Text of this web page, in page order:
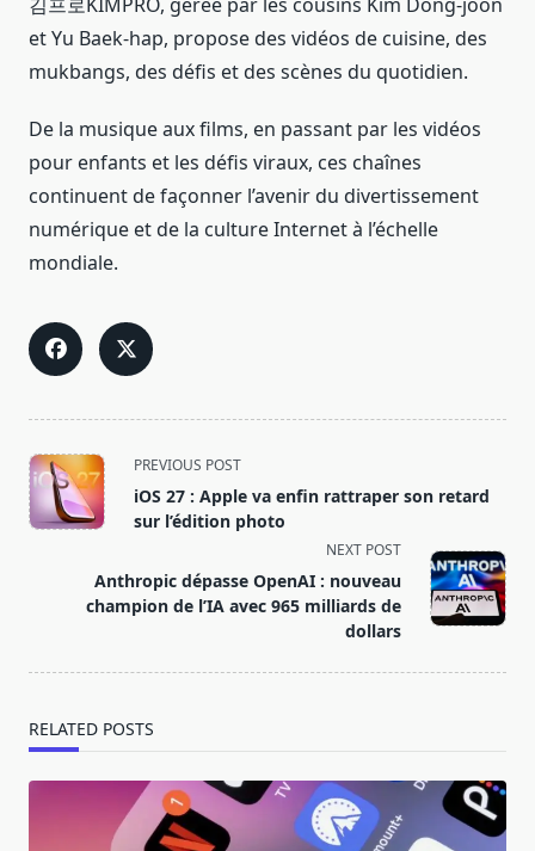
et Yu Baek-hap, propose des vidéos de cuisine, des
mukbangs, des défis et des scènes du quotidien.
De la musique aux films, en passant par les vidéos
pour enfants et les défis viraux, ces chaînes
continuent de façonner l’avenir du divertissement
numérique et de la culture Internet à l’échelle
mondiale.
<span
class="nav-
subtitle
text">Page</span>
PREVIOUS POST
iOS 27 : Apple va enfin rattraper son retard
sur l’édition photo
NEXT POST
Anthropic dépasse OpenAI : nouveau
champion de l’IA avec 965 milliards de
dollars
RELATED POSTS